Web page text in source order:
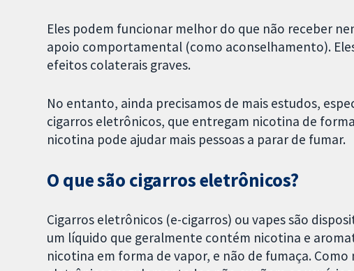
Eles podem funcionar melhor do que não receber
apoio comportamental (como aconselhamento).
efeitos colaterais graves.
No entanto, ainda precisamos de mais estudos,
cigarros eletrônicos, que entregam nicotina de
nicotina pode ajudar mais pessoas a parar de fumar.
O que são cigarros eletrônicos?
Cigarros eletrônicos (e-cigarros) ou vapes são
um líquido que geralmente contém nicotina e
nicotina em forma de vapor, e não de fumaça.